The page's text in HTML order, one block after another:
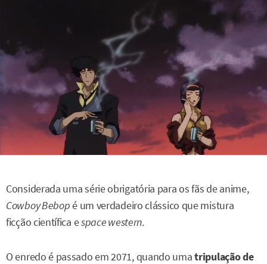
Considerada uma série obrigatória para os fãs de anime,
Cowboy Bebopé um verdadeiro clássico que mistura
ficção científica espace western.
O enredo é passado em 2071, quando umatripulação de